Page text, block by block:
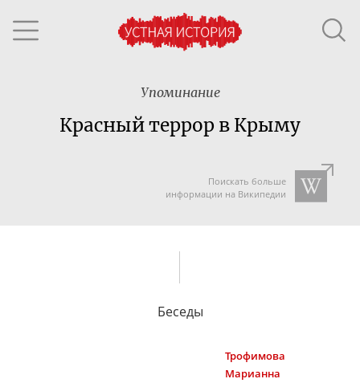
Упоминание
Красный террор в Крыму
Поискать больше
информации на Википедии
Беседы
Трофимова
Марианна